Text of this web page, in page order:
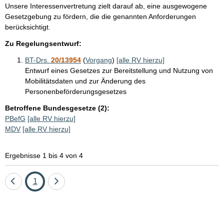
Unsere Interessenvertretung zielt darauf ab, eine ausgewogene
Gesetzgebung zu fördern, die die genannten Anforderungen
berücksichtigt.
Zu Regelungsentwurf:
BT-Drs. 20/13954 (Vorgang) [alle RV hierzu]
Entwurf eines Gesetzes zur Bereitstellung und Nutzung von
Mobilitätsdaten und zur Änderung des
Personenbeförderungsgesetzes
Betroffene Bundesgesetze (2):
PBefG [alle RV hierzu]
MDV [alle RV hierzu]
Ergebnisse 1 bis 4 von 4
EineSeite
1
Eine